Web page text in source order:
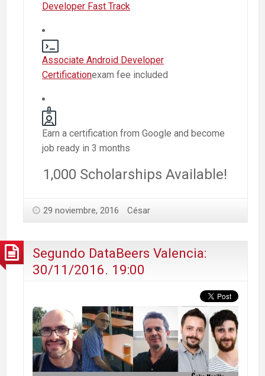
Developer Fast Track
Associate Android Developer
Certificationexam fee included
Earn a certification from Google and become
job ready in 3 months
1,000 Scholarships Available!
29 noviembre, 2016 César
Segundo DataBeers Valencia:
30/11/2016. 19:00